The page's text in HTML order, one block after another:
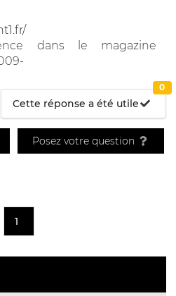
dans le magazine
Cette réponse a été utile
0
Posez votre question
1